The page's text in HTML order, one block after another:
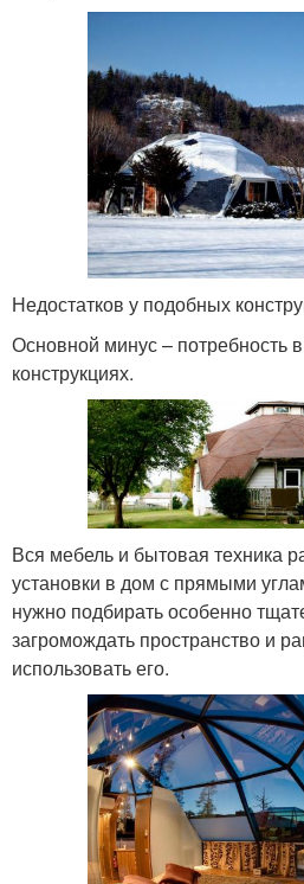
Недостатков у подобных
Основной минус – потребность
конструкциях.
Вся мебель и бытовая техника
установки в дом с прямыми
нужно подбирать особенно
загромождать пространство и
использовать его.